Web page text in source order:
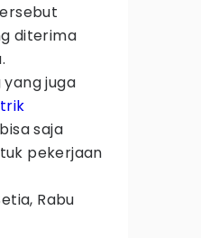
diterima
juga
saja
pekerjaan
Rabu